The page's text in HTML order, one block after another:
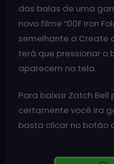
das balas de uma
novo filme “00F Iron
semelhante a Create
terá que pressionar o
aparecem na tela.
Para baixar Zatch
certamente você ira
basta clicar no botão